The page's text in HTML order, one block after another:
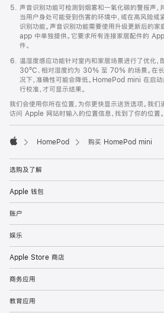
声音识别功能可检测到烟雾和一氧化碳的警报声，
当用户身处可能受到伤害的环境中，或在高风险或
识别功能。声音识别功能需要使用升级更新后的家
app 中单独提供。它要求所有连接家居配件的
件。
温湿度感应功能针对室内和家居场景进行了优化
30ºC、相对湿度约为 30% 至 70% 的场景。在
况下，准确性可能会降低。HomePod mini 在启
行校准，才可显示结果。
我们会使用你所在位置，为你更快显示送货选项。我
访问 Apple 网站时输入的位置信息，找到了你的位置。
HomePod 购买 HomePod mini
选购及了解
Apple 钱包
账户
娱乐
Apple Store 商店
商务应用
教育应用